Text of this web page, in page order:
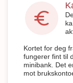
euro
Kortet for deg
fungerer fint til
minibank. Det
mot